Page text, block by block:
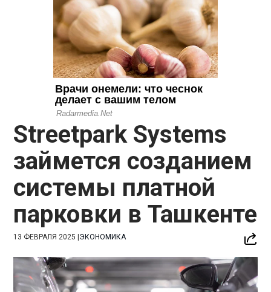
Streetpark Systems
займется созданием
системы платной
парковки в Ташкенте
13 ФЕВРАЛЯ 2025 |ЭКОНОМИКА